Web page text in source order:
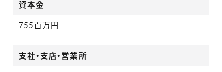
資本金
755百万円
支社・支店・営業所